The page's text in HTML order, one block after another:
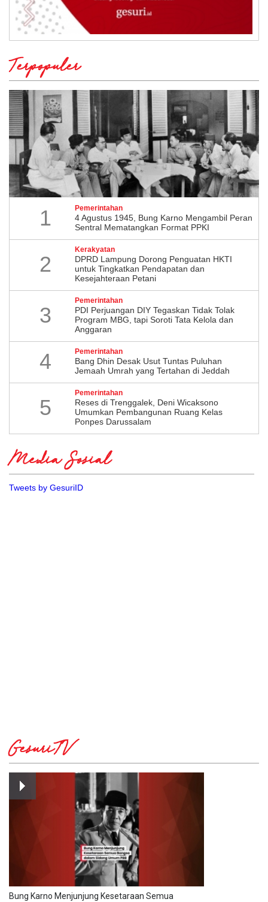
Terpopuler
1 Pemerintahan
4 Agustus 1945, Bung Karno Mengambil Peran
Sentral Mematangkan Format PPKI
2
Kerakyatan
DPRD Lampung Dorong Penguatan HKTI
untuk Tingkatkan Pendapatan dan
Kesejahteraan Petani
3
Pemerintahan
PDI Perjuangan DIY Tegaskan Tidak Tolak
Program MBG, tapi Soroti Tata Kelola dan
Anggaran
4 Pemerintahan
Bang Dhin Desak Usut Tuntas Puluhan
Jemaah Umrah yang Tertahan di Jeddah
5
Pemerintahan
​Reses di Trenggalek, Deni Wicaksono
Umumkan Pembangunan Ruang Kelas
Ponpes Darussalam
Media Sosial
Tweets by GesuriID
GesuriTV
Bung Karno Menjunjung Kesetaraan Semua